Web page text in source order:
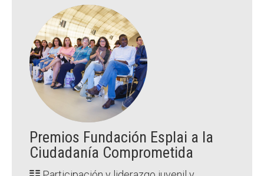
Premios Fundación Esplai a la
Ciudadanía Comprometida